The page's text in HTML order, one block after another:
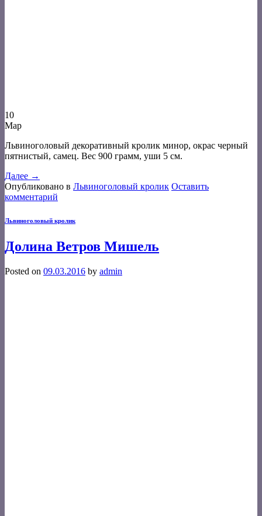
10
Мар
Львиноголовый декоративный кролик минор, окрас черный
пятнистый, самец. Вес 900 грамм, уши 5 см.
Далее →
Опубликовано в Львиноголовый кролик Оставить
комментарий
Львиноголовый кролик
Долина Ветров Мишель
Posted on 09.03.2016 by admin